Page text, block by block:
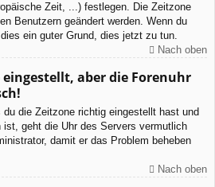
Zeit, ...) festlegen. Die Zeitzone
Benutzern geändert werden. Wenn du
ein guter Grund, dies jetzt zu tun.
Nach oben
eingestellt, aber die Forenuhr
die Zeitzone richtig eingestellt hast und
geht die Uhr des Servers vermutlich
damit er das Problem beheben
Nach oben